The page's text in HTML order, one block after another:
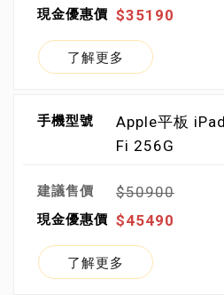
$35190
了解更多
Apple平板
Fi 256G
$50900
$45490
了解更多